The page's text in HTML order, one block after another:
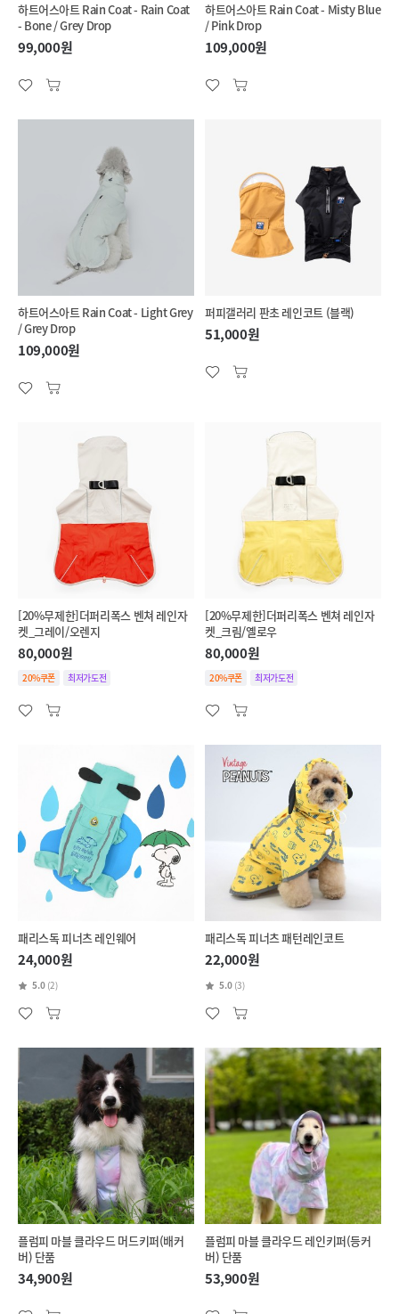
하트어스아트 Rain Coat - Rain Coat
- Bone / Grey Drop
99,000원
하트어스아트 Rain Coat - Misty Blue
/ Pink Drop
109,000원
하트어스아트 Rain Coat - Light Grey
/ Grey Drop
109,000원
퍼피갤러리 판초 레인코트 (블랙)
51,000원
[20%무제한]더퍼리폭스 벤쳐 레인자
켓_그레이/오렌지
80,000원
20%쿠폰 최저가도전
[20%무제한]더퍼리폭스 벤쳐 레인자
켓_크림/옐로우
80,000원
20%쿠폰 최저가도전
패리스독 피너츠 레인웨어
24,000원
5.0 (2)
패리스독 피너츠 패턴레인코트
22,000원
5.0 (3)
플럼피 마블 클라우드 머드키퍼(배커
버) 단품
34,900원
플럼피 마블 클라우드 레인키퍼(등커
버) 단품
53,900원